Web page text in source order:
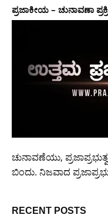
ಪ್ರಜಾಕೀಯ – ಚುನಾವಣಾ
ಚುನಾವಣೆಯು,
ಬಿಂದು. ನಿಜವಾದ
RECENT POSTS